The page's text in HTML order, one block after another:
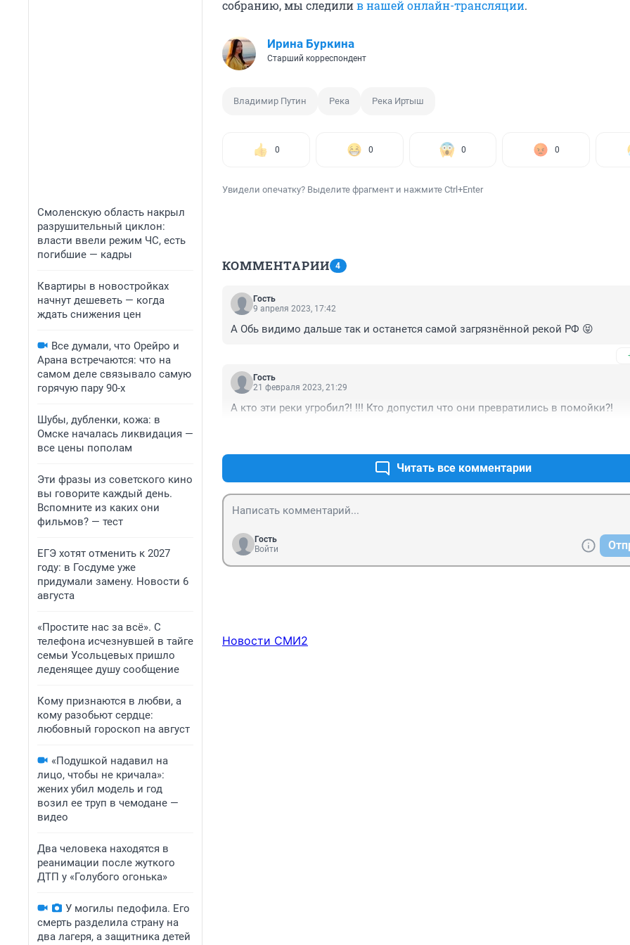
Смоленскую область накрыл
разрушительный циклон:
власти ввели режим ЧС, есть
погибшие — кадры
Квартиры в новостройках
начнут дешеветь — когда
ждать снижения цен
Все думали, что Орейро и
Арана встречаются: что на
самом деле связывало самую
горячую пару 90-х
Шубы, дубленки, кожа: в
Омске началась ликвидация —
все цены пополам
Эти фразы из советского кино
вы говорите каждый день.
Вспомните из каких они
фильмов? — тест
ЕГЭ хотят отменить к 2027
году: в Госдуме уже
придумали замену. Новости 6
августа
«Простите нас за всё». С
телефона исчезнувшей в тайге
семьи Усольцевых пришло
леденящее душу сообщение
Кому признаются в любви, а
кому разобьют сердце:
любовный гороскоп на август
«Подушкой надавил на
лицо, чтобы не кричала»:
жених убил модель и год
возил ее труп в чемодане —
видео
Два человека находятся в
реанимации после жуткого
ДТП у «Голубого огонька»
У могилы педофила. Его
смерть разделила страну на
два лагеря, а защитника детей
собранию, мы следилив нашей онлайн-трансляции.
Ирина Буркина
Старший корреспондент
Владимир Путин Река Река Иртыш
0 0 0 0
Увидели опечатку? Выделите фрагмент и нажмите Ctrl+Enter
КОММЕНТАРИИ 4
Гость
9 апреля 2023, 17:42
А Обь видимо дальше так и останется самой загрязнённой рекой РФ 😝
Гость
21 февраля 2023, 21:29
А кто эти реки угробил?! !!! Кто допустил что они превратились в помойки?!
Читать все комментарии
Гость
Войти
Новости СМИ2